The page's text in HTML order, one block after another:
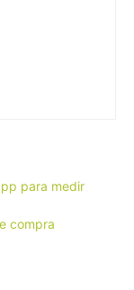
para medir
compra